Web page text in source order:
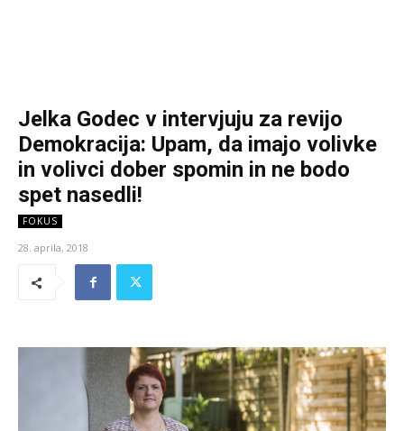
Jelka Godec v intervjuju za revijo
Demokracija: Upam, da imajo volivke
in volivci dober spomin in ne bodo
spet nasedli!
FOKUS
28. aprila, 2018